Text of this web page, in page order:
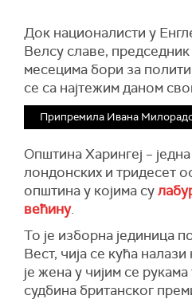
Док националисти у
Велсу славе, председник
месецима бори за
се са најтежим даном
Припремила Ивана
Општина Харингеј –
лондонских и тридесет
општина у којима су
већину.
То је изборна јединица
Вест, чија се кућа
је жена у чијим се
судбина британског